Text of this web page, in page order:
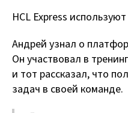
HCL Express
Андрей узнал о
Он участвовал в
и тот рассказал, что
задач в своей команде.